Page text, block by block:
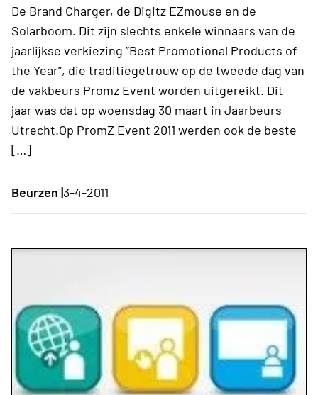
De Brand Charger, de Digitz EZmouse en de
Solarboom. Dit zijn slechts enkele winnaars van de
jaarlijkse verkiezing ”Best Promotional Products of
the Year”, die traditiegetrouw op de tweede dag van
de vakbeurs Promz Event worden uitgereikt. Dit
jaar was dat op woensdag 30 maart in Jaarbeurs
Utrecht.Op PromZ Event 2011 werden ook de beste
[…]
Beurzen |3-4-2011